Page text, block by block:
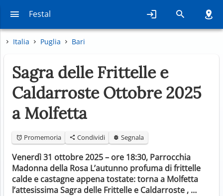
Festal
Italia Puglia Bari
Sagra delle Frittelle e
Caldarroste Ottobre 2025
a Molfetta
Promemoria Condividi Segnala
Venerdì 31 ottobre 2025 – ore 18:30, Parrocchia
Madonna della Rosa L’autunno profuma di frittelle
calde e castagne appena tostate: torna a Molfetta
l’attesissima Sagra delle Frittelle e Caldarroste , …